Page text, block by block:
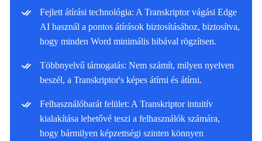
Fejlett átírási technológia: A Transkriptor vágási Edge
AI használ a pontos átírások biztosításához, biztosítva,
hogy minden Word minimális hibával rögzítsen.
Többnyelvű támogatás: Nem számít, milyen nyelven
beszél, a Transkriptor's képes átírni és átírni.
Felhasználóbarát felület: A Transkriptor intuitív
kialakítása lehetővé teszi a felhasználók számára,
hogy bármilyen képzettségi szinten könnyen